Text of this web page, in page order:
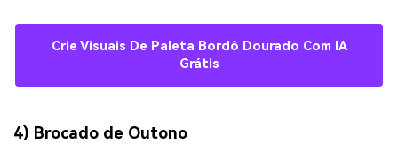
Crie Visuais De Paleta Bordô Dourado Com IA
Grátis
4) Brocado de Outono